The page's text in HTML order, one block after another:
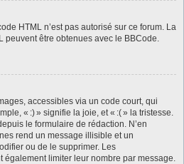
HTML n’est pas autorisé sur ce forum. La
peuvent être obtenues avec le BBCode.
accessibles via un code court, qui
« :) » signifie la joie, et « :( » la tristesse.
le formulaire de rédaction. N’en
rend un message illisible et un
ou de le supprimer. Les
également limiter leur nombre par message.